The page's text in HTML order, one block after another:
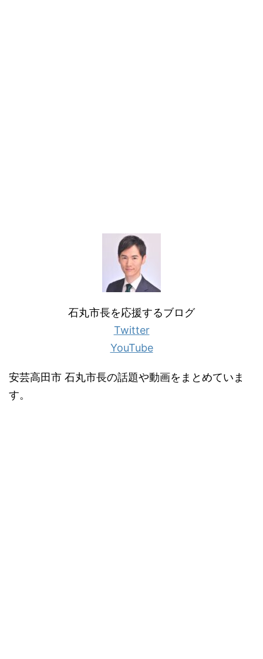
石丸市長を応援するブログ
Twitter
YouTube
安芸高田市 石丸市長の話題や動画をまとめていま
す。